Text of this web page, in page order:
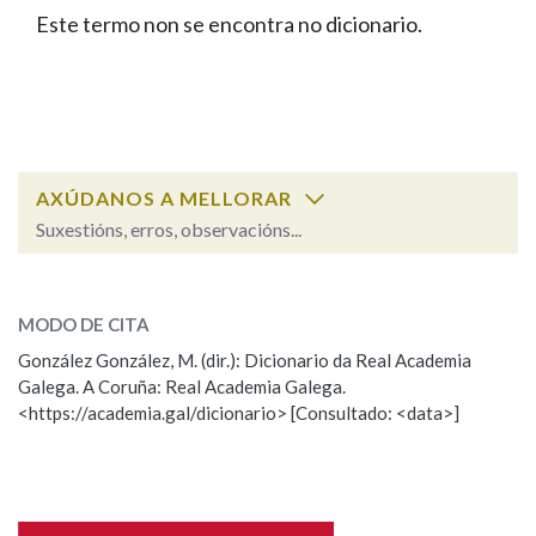
FIGURAS HOMENAXEADAS
PORTAL DAS PALABRAS
Facebook
TwitterYoutubeInstagram
Bluesky
BUSCAR NOS LEMAS
Remata por
BUSCAR NO CONTIDO
Nas definicións
Este termo non se encontra no dicionario.
AXÚDANOS A MELLORAR
Suxestións, erros, observacións...
Observación
Nome
MODO DE CITA
González González, M. (dir.): Dicionario da Real Academia
Galega. A Coruña: Real Academia Galega.
<https://academia.gal/dicionario> [Consultado: <data>]